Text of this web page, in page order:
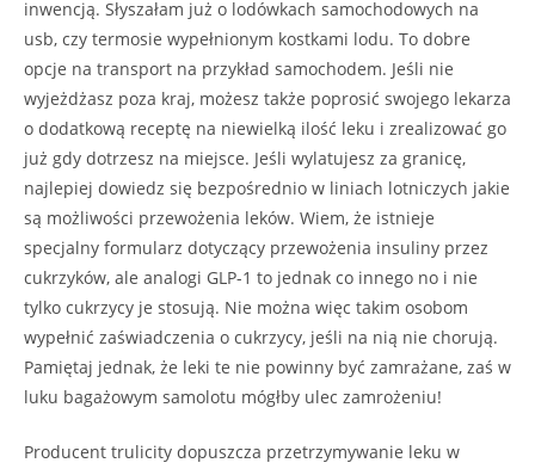
inwencją. Słyszałam już o lodówkach samochodowych na
usb, czy termosie wypełnionym kostkami lodu. To dobre
opcje na transport na przykład samochodem. Jeśli nie
wyjeżdżasz poza kraj, możesz także poprosić swojego lekarza
o dodatkową receptę na niewielką ilość leku i zrealizować go
już gdy dotrzesz na miejsce. Jeśli wylatujesz za granicę,
najlepiej dowiedz się bezpośrednio w liniach lotniczych jakie
są możliwości przewożenia leków. Wiem, że istnieje
specjalny formularz dotyczący przewożenia insuliny przez
cukrzyków, ale analogi GLP-1 to jednak co innego no i nie
tylko cukrzycy je stosują. Nie można więc takim osobom
wypełnić zaświadczenia o cukrzycy, jeśli na nią nie chorują.
Pamiętaj jednak, że leki te nie powinny być zamrażane, zaś w
luku bagażowym samolotu mógłby ulec zamrożeniu!
Producent trulicity dopuszcza przetrzymywanie leku w